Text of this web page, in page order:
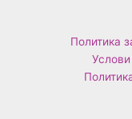
Политика